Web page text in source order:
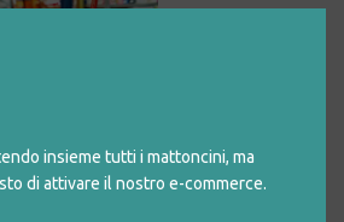
insieme tutti i mattoncini, ma
di attivare il nostro e-commerce.
arredo e accessori abbigliamento